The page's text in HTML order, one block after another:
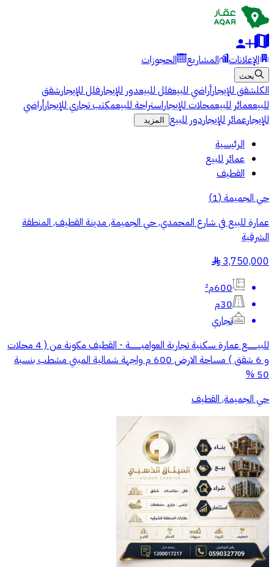
الإعلانات المشاريع الحجوزات
بحث
الكلشقق للإيجارأراضي للبيعفلل للبيعدور للإيجارفلل للإيجارشقق
للبيععمائر للبيعمحلات للإيجاراستراحة للبيعمكتب تجاري للإيجارأراضي
للإيجارعمائر للإيجاردور للبيع المزيد
الرئيسية
عمائر للبيع
القطيف
حي الجميمة(
1
)
عمارة للبيع في شارع المحمدي, حي الجميمة, مدينة القطيف, المنطقة
الشرقية
3,750,000
§
600م²
30م
تجاري
للبيــــــــع عمارة سكنية تجارية العواميـــــــــة - القطيف مكونة من ( 4 محلات
و 6 شقق ) مساحة الارض 600 م واجهة شمالية المبني مشطب بنسبة
50 %
حي الجميمة, القطيف